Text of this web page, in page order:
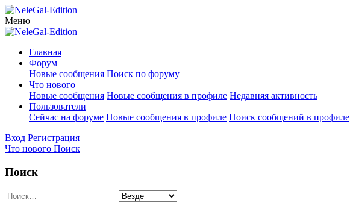
Меню
Главная
Форум
Новые сообщения Поиск по форуму
Что нового
Новые сообщения Новые сообщения в профиле Недавняя активность
Пользователи
Сейчас на форуме Новые сообщения в профиле Поиск сообщений в профиле
Вход Регистрация
Что нового Поиск
Поиск